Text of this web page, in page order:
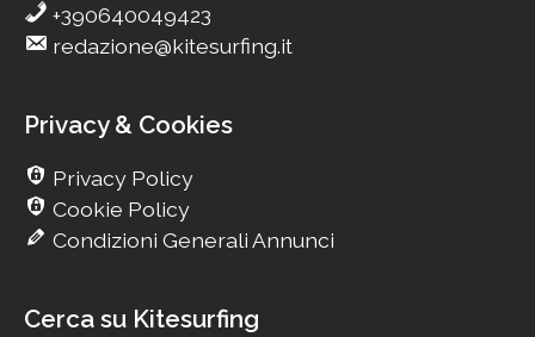
+390640049423
redazione@kitesurfing.it
Privacy & Cookies
Privacy Policy
Cookie Policy
Condizioni Generali Annunci
Cerca su Kitesurfing